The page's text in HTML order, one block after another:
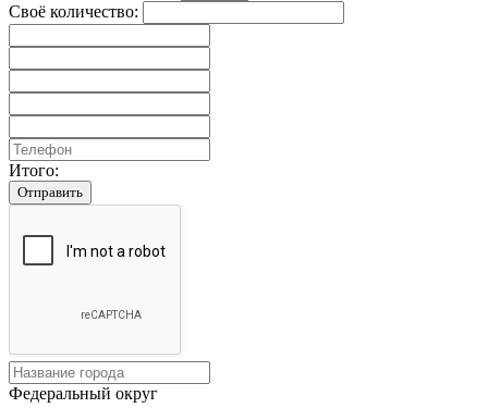
Своё количество:
Итого:
Отправить
Федеральный округ